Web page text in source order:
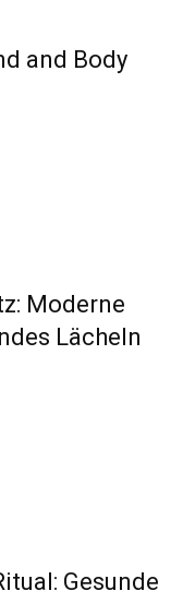
and Body
Moderne
Lächeln
Gesunde